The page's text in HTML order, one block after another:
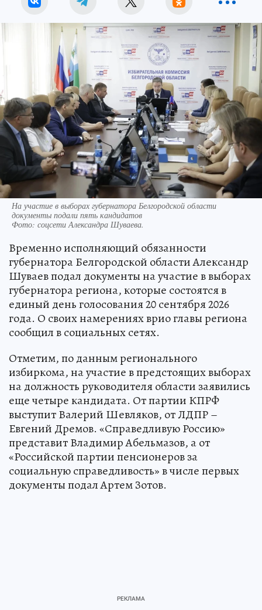
На участие в выборах губернатора Белгородской области
документы подали пять кандидатов
Фото: соцсети Александра Шуваева.
Временно исполняющий обязанности
губернатора Белгородской области Александр
Шуваев подал документы на участие в выборах
губернатора региона, которые состоятся в
единый день голосования 20 сентября 2026
года. О своих намерениях врио главы региона
сообщил в социальных сетях.
Отметим, по данным регионального
избиркома, на участие в предстоящих выборах
на должность руководителя области заявились
еще четыре кандидата. От партии КПРФ
выступит Валерий Шевляков, от ЛДПР –
Евгений Дремов. «Справедливую Россию»
представит Владимир Абельмазов, а от
«Российской партии пенсионеров за
социальную справедливость» в числе первых
документы подал Артем Зотов.